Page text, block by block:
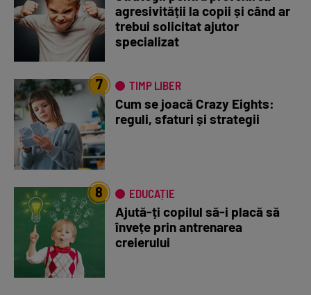
agresivității la copii și când ar
trebui solicitat ajutor
specializat
7 TIMP LIBER
Cum se joacă Crazy Eights:
reguli, sfaturi și strategii
8 EDUCAȚIE
Ajută-ți copilul să-i placă să
învețe prin antrenarea
creierului